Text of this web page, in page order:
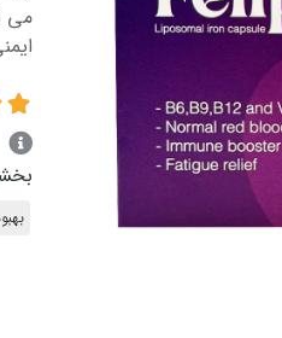
می